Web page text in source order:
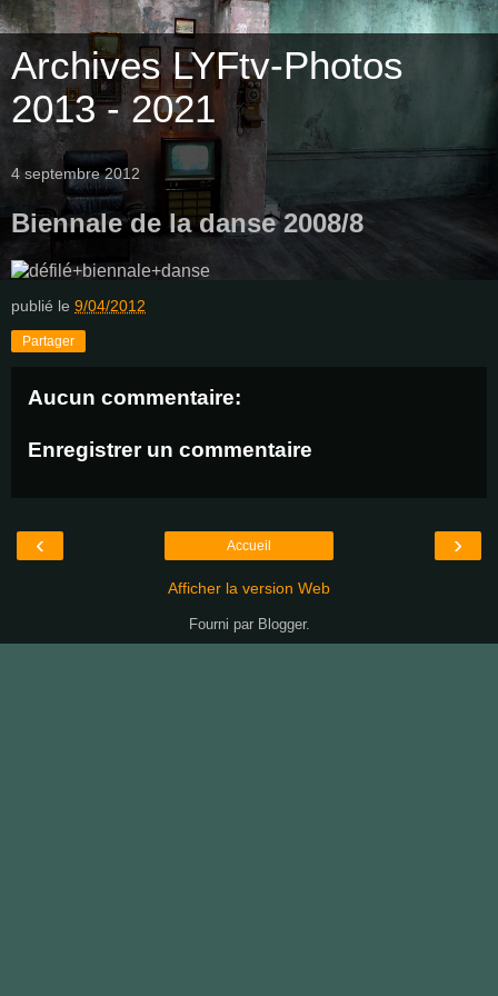
Archives LYFtv-Photos
2013 - 2021
4 septembre 2012
Biennale de la danse 2008/8
publié le 9/04/2012
Partager
Aucun commentaire:
Enregistrer un commentaire
‹ ›
Accueil
Afficher la version Web
Fourni par Blogger.